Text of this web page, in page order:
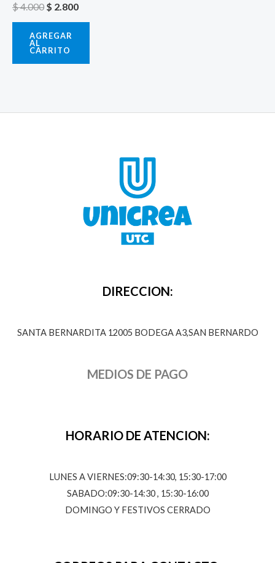
$4.000 $ 2.800
AGREGAR
AL
CARRITO
DIRECCION:
SANTA BERNARDITA 12005 BODEGA A3,SAN BERNARDO
MEDIOS DE PAGO
HORARIO DE ATENCION:
LUNES A VIERNES:09:30-14:30, 15:30-17:00
SABADO:09:30-14:30 , 15:30-16:00
DOMINGO Y FESTIVOS CERRADO